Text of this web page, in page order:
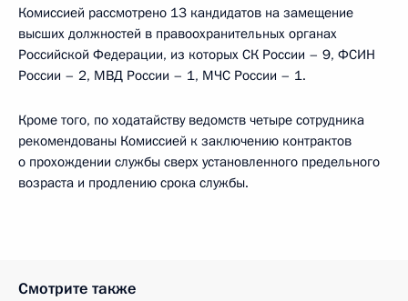
Комиссией рассмотрено 13 кандидатов на замещение
высших должностей в правоохранительных органах
Российской Федерации, из которых СК России – 9, ФСИН
России – 2, МВД России – 1, МЧС России – 1.
Кроме того, по ходатайству ведомств четыре сотрудника
рекомендованы Комиссией к заключению контрактов
о прохождении службы сверх установленного предельного
возраста и продлению срока службы.
Смотрите также